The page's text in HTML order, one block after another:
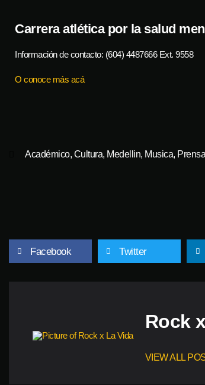
Carrera atlética por la salud
Información de contacto: (604) 4487666 Ext. 9558
O conoce más acá
Académico, Cultura, Medellin, Musica, Prensa
Facebook Twitter
Rock
VIEW ALL